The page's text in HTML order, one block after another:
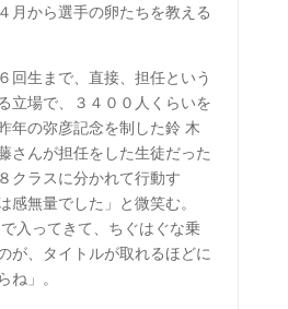
月から選手の卵たちを教える
回生まで、直接、担任という
立場で、３４００人くらいを
年の弥彦記念を制した鈴 木
さんが担任をした生徒だった
クラスに分かれて行動す
感無量でした」と微笑む。
で入ってきて、ちぐはぐな乗
が、タイトルが取れるほどに
ね」。